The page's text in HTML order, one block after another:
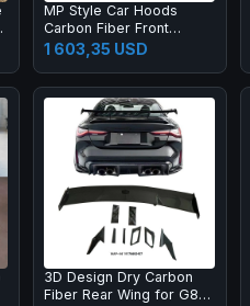
MP Style Car Hoods
Carbon Fiber Front
Engine Hood Bonnet for
M2C F87 F22
1 603,35 USD
3D Design Dry Carbon
Fiber Rear Wing for G87